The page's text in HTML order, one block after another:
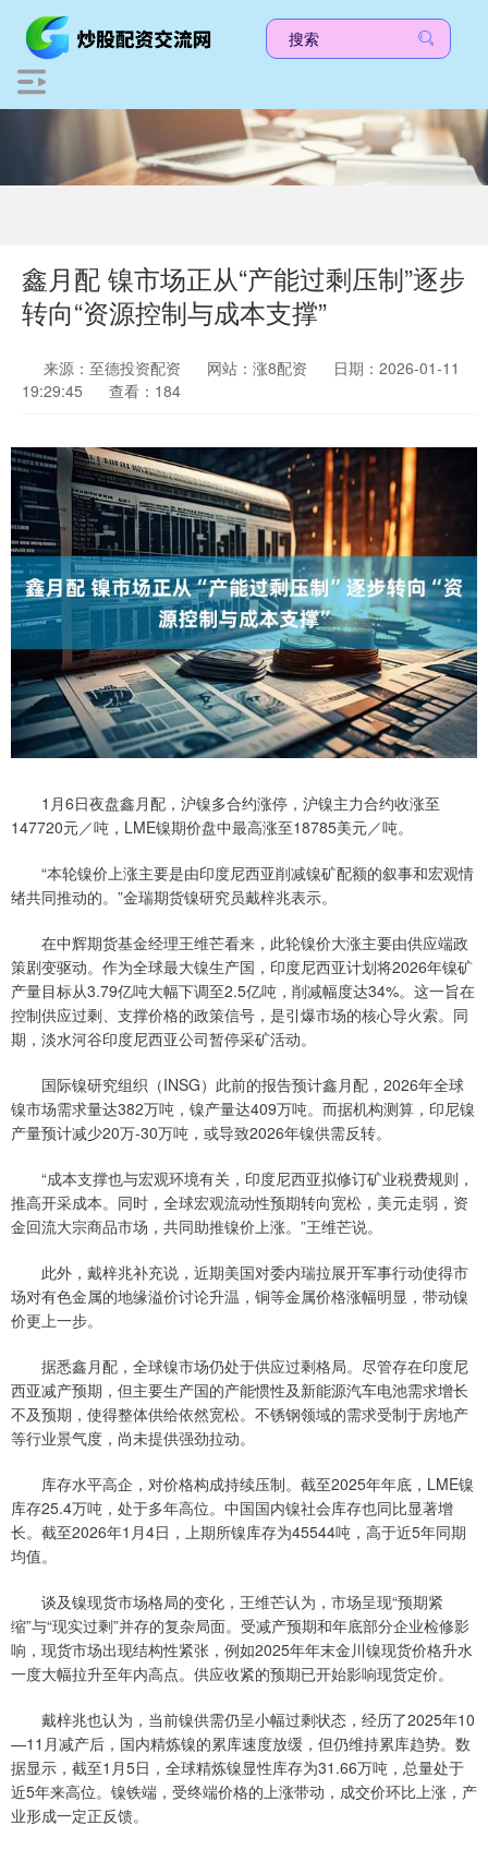
鑫月配 镍市场正从“产能过剩压制”逐步
转向“资源控制与成本支撑”
来源：至德投资配资 网站：涨8配资
日期：2026-01-11
19:29:45
查看：184
1月6日夜盘鑫月配，沪镍多合约涨停，沪镍主力合约收涨至
147720元／吨，LME镍期价盘中最高涨至18785美元／吨。
“本轮镍价上涨主要是由印度尼西亚削减镍矿配额的叙事和宏观情
绪共同推动的。”金瑞期货镍研究员戴梓兆表示。
在中辉期货基金经理王维芒看来，此轮镍价大涨主要由供应端政
策剧变驱动。作为全球最大镍生产国，印度尼西亚计划将2026年镍矿
产量目标从3.79亿吨大幅下调至2.5亿吨，削减幅度达34%。这一旨在
控制供应过剩、支撑价格的政策信号，是引爆市场的核心导火索。同
期，淡水河谷印度尼西亚公司暂停采矿活动。
国际镍研究组织（INSG）此前的报告预计鑫月配，2026年全球
镍市场需求量达382万吨，镍产量达409万吨。而据机构测算，印尼镍
产量预计减少20万-30万吨，或导致2026年镍供需反转。
“成本支撑也与宏观环境有关，印度尼西亚拟修订矿业税费规则，
推高开采成本。同时，全球宏观流动性预期转向宽松，美元走弱，资
金回流大宗商品市场，共同助推镍价上涨。”王维芒说。
此外，戴梓兆补充说，近期美国对委内瑞拉展开军事行动使得市
场对有色金属的地缘溢价讨论升温，铜等金属价格涨幅明显，带动镍
价更上一步。
据悉鑫月配，全球镍市场仍处于供应过剩格局。尽管存在印度尼
西亚减产预期，但主要生产国的产能惯性及新能源汽车电池需求增长
不及预期，使得整体供给依然宽松。不锈钢领域的需求受制于房地产
等行业景气度，尚未提供强劲拉动。
库存水平高企，对价格构成持续压制。截至2025年年底，LME镍
库存25.4万吨，处于多年高位。中国国内镍社会库存也同比显著增
长。截至2026年1月4日，上期所镍库存为45544吨，高于近5年同期
均值。
谈及镍现货市场格局的变化，王维芒认为，市场呈现“预期紧
缩”与“现实过剩”并存的复杂局面。受减产预期和年底部分企业检修影
响，现货市场出现结构性紧张，例如2025年年末金川镍现货价格升水
一度大幅拉升至年内高点。供应收紧的预期已开始影响现货定价。
戴梓兆也认为，当前镍供需仍呈小幅过剩状态，经历了2025年10
—11月减产后，国内精炼镍的累库速度放缓，但仍维持累库趋势。数
据显示，截至1月5日，全球精炼镍显性库存为31.66万吨，总量处于
近5年来高位。镍铁端，受终端价格的上涨带动，成交价环比上涨，产
业形成一定正反馈。